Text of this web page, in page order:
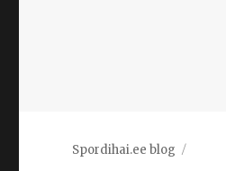
Spordihai.ee blog